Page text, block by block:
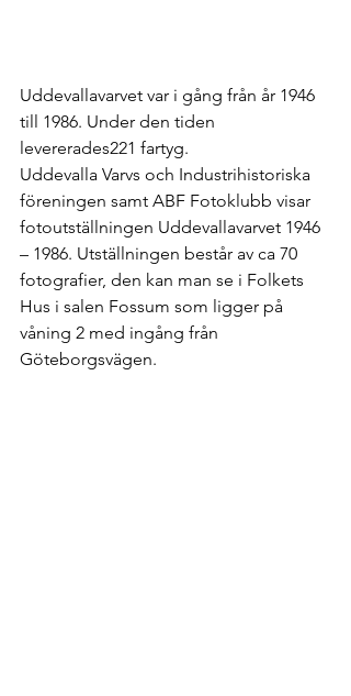
Uddevallavarvet var i gång från år 1946
till 1986. Under den tiden
levererades221 fartyg.
Uddevalla Varvs och Industrihistoriska
föreningen samt ABF Fotoklubb visar
fotoutställningen Uddevallavarvet 1946
– 1986. Utställningen består av ca 70
fotografier, den kan man se i Folkets
Hus i salen Fossum som ligger på
våning 2 med ingång från
Göteborgsvägen.